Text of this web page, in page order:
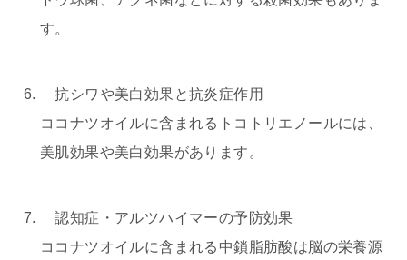
す。
抗シワや美白効果と抗炎症作用
ココナツオイルに含まれるトコトリエノールには、
美肌効果や美白効果があります。
認知症・アルツハイマーの予防効果
ココナツオイルに含まれる中鎖脂肪酸は脳の栄養源